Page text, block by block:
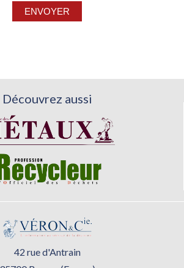
Découvrez aussi
42 rue d'Antrain